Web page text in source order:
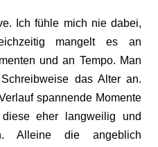
Ich fühle mich nie dabei,
mangelt es an
und an Tempo. Man
das Alter an.
spannende Momente
eher langweilig und
Alleine die angeblich